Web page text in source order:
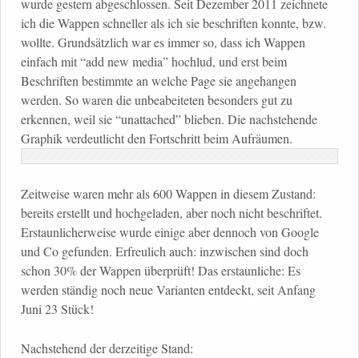
wurde gestern abgeschlossen. Seit Dezember 2011 zeichnete
ich die Wappen schneller als ich sie beschriften konnte, bzw.
wollte. Grundsätzlich war es immer so, dass ich Wappen
einfach mit “add new media” hochlud, und erst beim
Beschriften bestimmte an welche Page sie angehangen
werden. So waren die unbeabeiteten besonders gut zu
erkennen, weil sie “unattached” blieben. Die nachstehende
Graphik verdeutlicht den Fortschritt beim Aufräumen.
Zeitweise waren mehr als 600 Wappen in diesem Zustand:
bereits erstellt und hochgeladen, aber noch nicht beschriftet.
Erstaunlicherweise wurde einige aber dennoch von Google
und Co gefunden. Erfreulich auch: inzwischen sind doch
schon 30% der Wappen überprüft! Das erstaunliche: Es
werden ständig noch neue Varianten entdeckt, seit Anfang
Juni 23 Stück!
Nachstehend der derzeitige Stand: